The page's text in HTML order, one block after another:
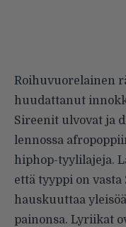
Roihuvuorelainen
huudattanut
Sireenit ulvovat ja
lennossa
hiphop-tyylilajeja.
että tyyppi on
hauskuuttaa
painonsa. Lyriikat